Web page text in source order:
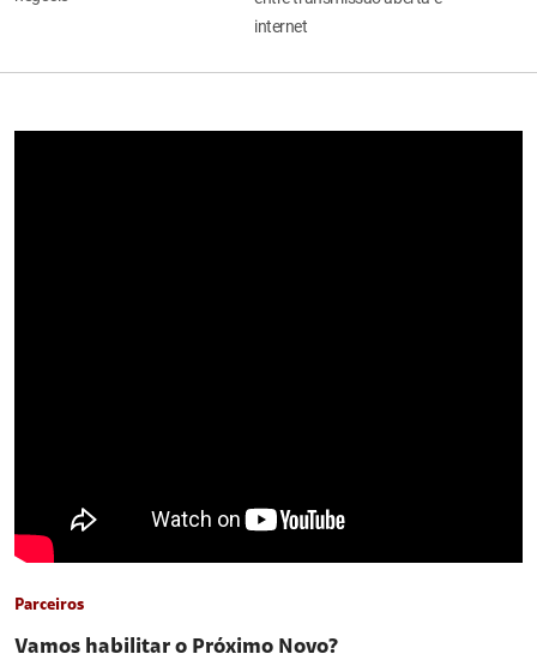
internet
Parceiros
Vamos habilitar o Próximo Novo?